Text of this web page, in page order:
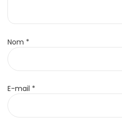
Nom *
E-mail *